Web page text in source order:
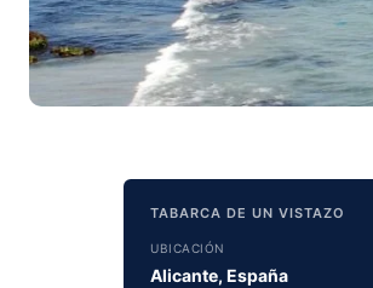
TABARCA DE UN VISTAZO
UBICACIÓN
Alicante, España